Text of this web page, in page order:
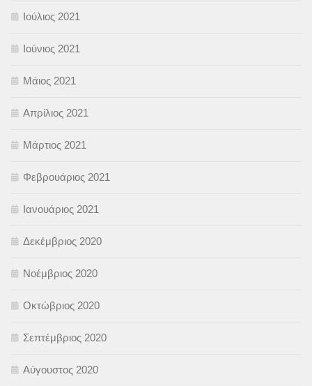
Ιούλιος 2021
Ιούνιος 2021
Μάιος 2021
Απρίλιος 2021
Μάρτιος 2021
Φεβρουάριος 2021
Ιανουάριος 2021
Δεκέμβριος 2020
Νοέμβριος 2020
Οκτώβριος 2020
Σεπτέμβριος 2020
Αύγουστος 2020